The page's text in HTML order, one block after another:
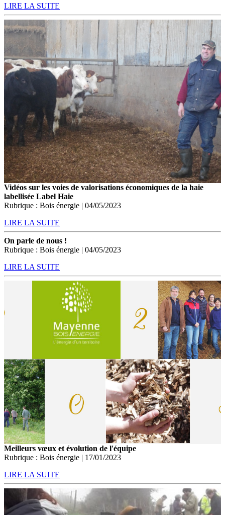
LIRE LA SUITE
Vidéos sur les voies de valorisations économiques de la haie
labellisée Label Haie
Rubrique : Bois énergie | 04/05/2023
LIRE LA SUITE
On parle de nous !
Rubrique : Bois énergie | 04/05/2023
LIRE LA SUITE
Meilleurs vœux et évolution de l'équipe
Rubrique : Bois énergie | 17/01/2023
LIRE LA SUITE